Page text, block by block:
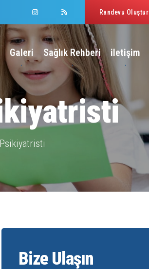
Randevu Oluştur
Galeri Sağlık Rehberi iletişim
Bize Ulaşın